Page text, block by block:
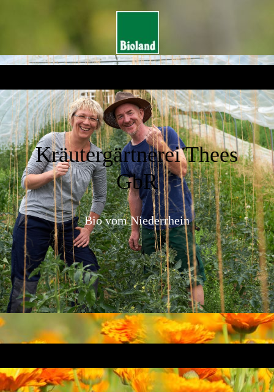
Kräutergärtnerei Thees
GbR
Bio vom Niederrhein